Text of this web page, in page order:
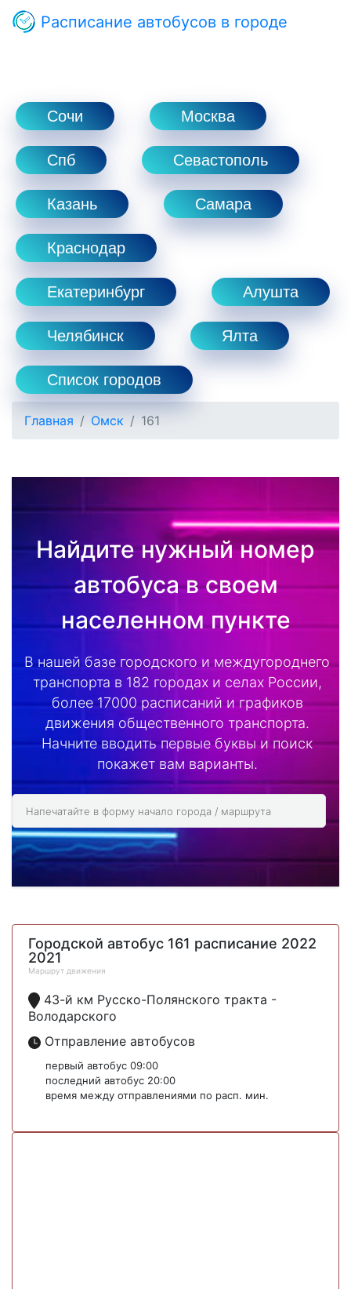
Расписание автобусов в городе
Сочи Москва
Спб Севастополь
Казань Самара
Краснодар
Екатеринбург Алушта
Челябинск Ялта
Список городов
Главная Омск 161
Найдите нужный номер
автобуса в своем
населенном пункте
В нашей базе городского и междугороднего
транспорта в 182 городах и селах России,
более 17000 расписаний и графиков
движения общественного транспорта.
Начните вводить первые буквы и поиск
покажет вам варианты.
Городской автобус 161 расписание 2022
2021
Маршрут движения
43-й км Русско-Полянского тракта -
Володарского
Отправление автобусов
первый автобус 09:00
последний автобус 20:00
время между отправлениями по расп. мин.